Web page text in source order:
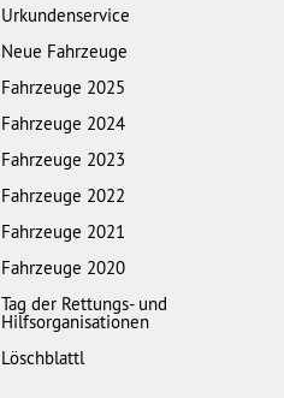
Urkundenservice
Neue Fahrzeuge
Fahrzeuge 2025
Fahrzeuge 2024
Fahrzeuge 2023
Fahrzeuge 2022
Fahrzeuge 2021
Fahrzeuge 2020
Tag der Rettungs- und
Hilfsorganisationen
Löschblattl